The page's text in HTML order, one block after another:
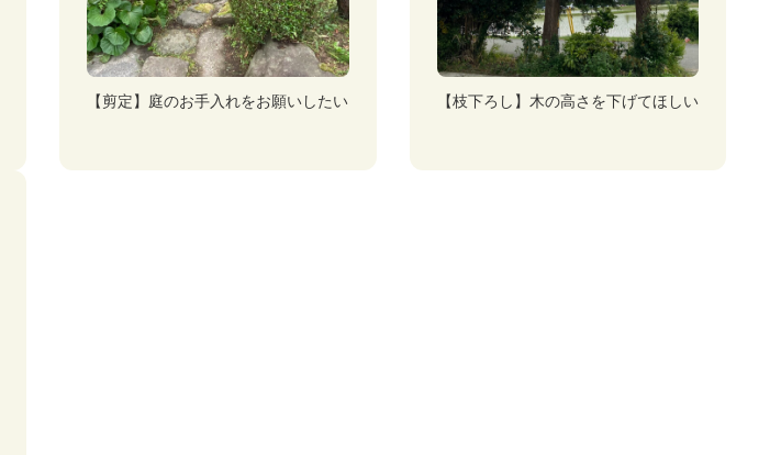
【剪定】庭のお手入れをお願いしたい 【枝下ろし】木の高さを下げてほしい